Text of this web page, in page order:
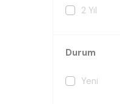
2 Yıl
Durum
Yeni